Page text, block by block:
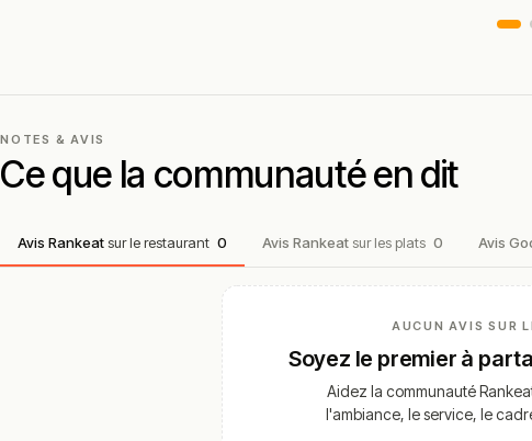
NOTES & AVIS
Ce que la communauté en dit
Avis Rankeatsur le restaurant 0 Avis Rankeat sur les plats 0 Avis
AUCUN AVIS SUR
Soyez le premier à
Aidez la communauté
l'ambiance, le service, le